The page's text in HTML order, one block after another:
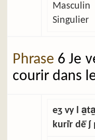
Masculin
Singulier
Phrase 6 Je
courir dans
eʒ vy l
kuri̜r dẽ̜ ʃ